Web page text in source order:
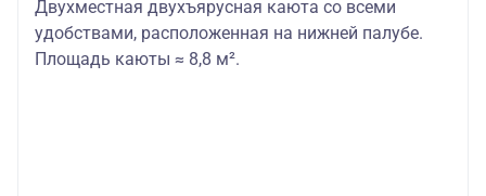
Двухместная двухъярусная каюта со всеми
удобствами, расположенная на нижней палубе.
Площадь каюты ≈ 8,8 м².